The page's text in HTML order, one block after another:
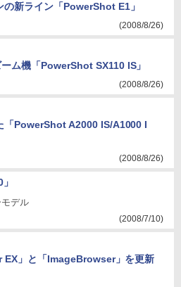
新ライン「PowerShot E1」
(2008/8/26)
ム機「PowerShot SX110 IS」
(2008/8/26)
「PowerShot A2000 IS/A1000 I
(2008/8/26)
デル
(2008/7/10)
」と「ImageBrowser」を更新